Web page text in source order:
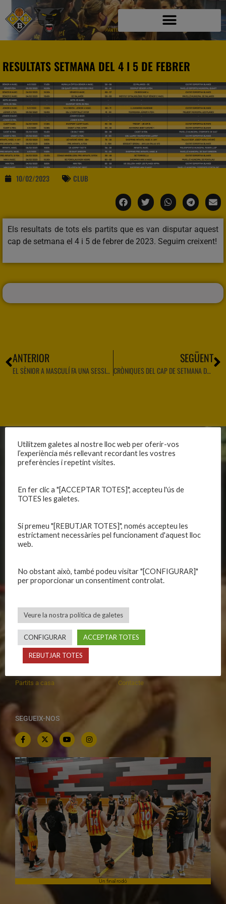
RESULTATS SETMANA DEL 4 I 5 DE FEBRER
10/02/2023 CLUB
Els resultats de tots els partits que es van disputar aquest
cap de setmana el 4 i 5 de febrer de 2023. Seguim creixent!
ANTERIOR
EL SÈNIOR A MASCULÍ FA UNA SESSIÓ DE RISOTERÀPIA
SEGÜENT
CRÒNIQUES DEL CAP DE SETMANA DEL 4 I 5 DE FEBRER
CLUB
Publicacions
Política de privadesa
Política de galetes
Privadesa a les xarxes
EQUIPS
Equips masculins
C.E. El Vilar
Escola
CALENDARIS
Primer Equip Femení
Equips federats
Altres equips
Partits a casa
INFORMACIONS
Inscripcions
Botiga
Contacte
SEGUEIX-NOS
Un final rodó
Utilitzem galetes al nostre lloc web per oferir-vos
l’experiència més rellevant recordant les vostres
preferències i repetint visites.
En fer clic a "[ACCEPTAR TOTES]", accepteu l'ús de
TOTES les galetes.
Si premeu "[REBUTJAR TOTES]", només accepteu les
estrictament necessàries pel funcionament d'aquest lloc
web.
No obstant això, també podeu visitar "[CONFIGURAR]"
per proporcionar un consentiment controlat.
Veure la nostra política de galetes
CONFIGURAR ACCEPTAR TOTES
REBUTJAR TOTES